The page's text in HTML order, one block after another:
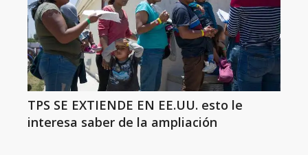
TPS SE EXTIENDE EN EE.UU. esto le
interesa saber de la ampliación